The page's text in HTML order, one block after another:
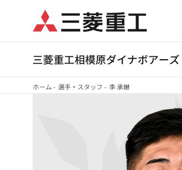
コ
ン
ホーム -選手・スタッフ -李 承爀